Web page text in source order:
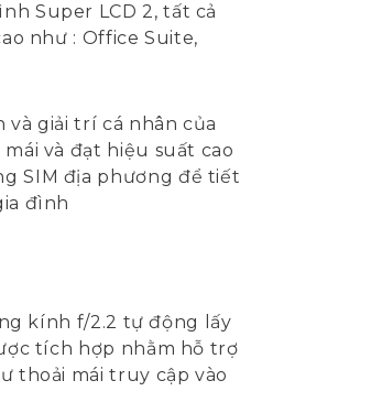
Super LCD 2, tất cả
như : Office Suite,
và giải trí cá nhân của
và đạt hiệu suất cao
SIM địa phương để tiết
đình
kính f/2.2 tự động lấy
tích hợp nhằm hỗ trợ
thoải mái truy cập vào